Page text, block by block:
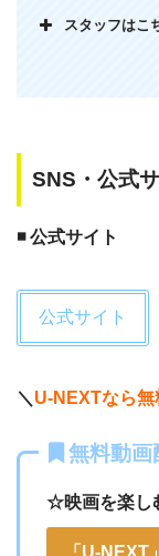
ご
スタッフはこ
SNS・公式
◾️ 公式サイト
公式サイト
＼ U-NEXTなら無
無料動画
☆映画を楽し
「U-